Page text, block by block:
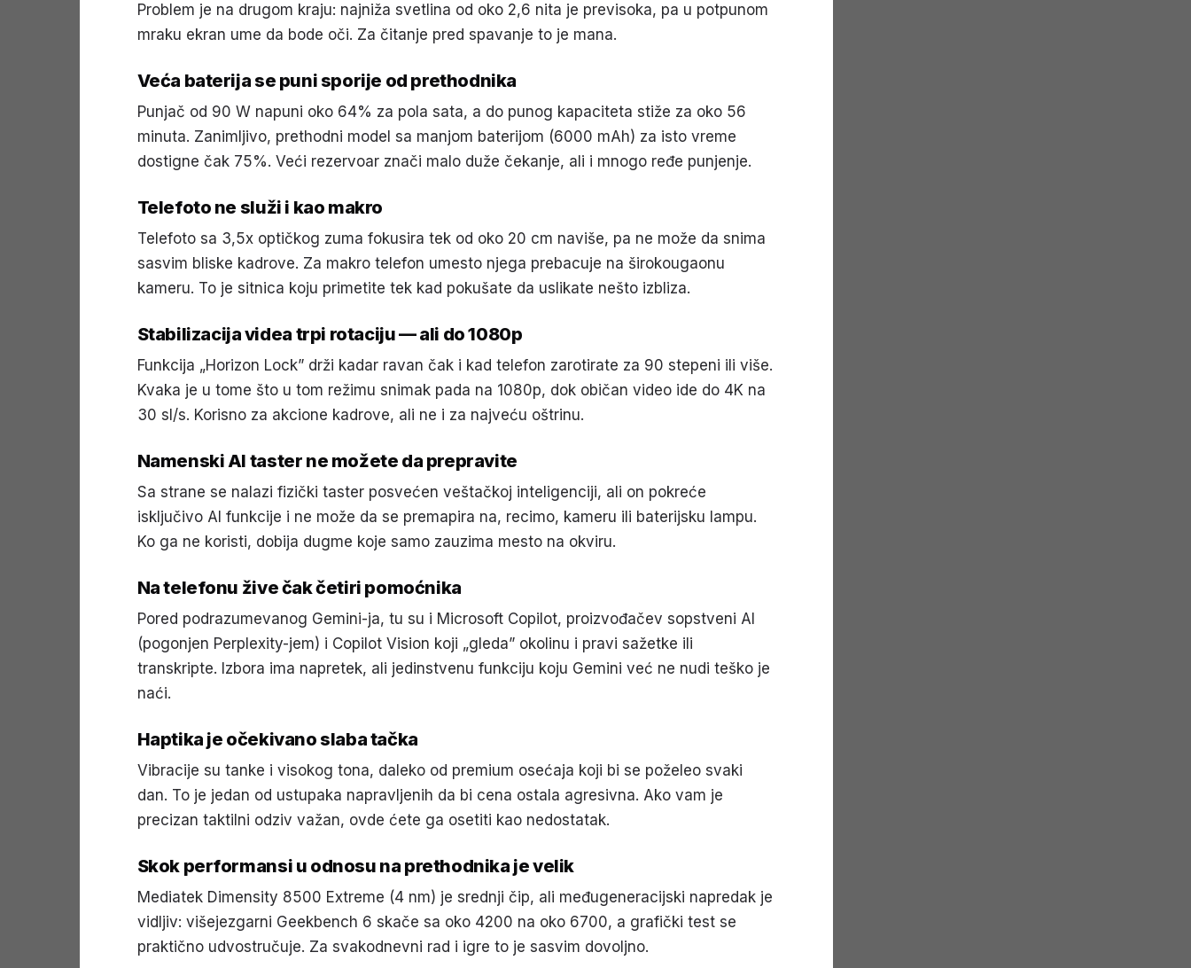
Problem je na drugom kraju: najniža svetlina od oko 2,6 nita je previsoka, pa u potpunom
mraku ekran ume da bode oči. Za čitanje pred spavanje to je mana.
Veća baterija se puni sporije od prethodnika
Punjač od 90 W napuni oko 64% za pola sata, a do punog kapaciteta stiže za oko 56
minuta. Zanimljivo, prethodni model sa manjom baterijom (6000 mAh) za isto vreme
dostigne čak 75%. Veći rezervoar znači malo duže čekanje, ali i mnogo ređe punjenje.
Telefoto ne služi i kao makro
Telefoto sa 3,5x optičkog zuma fokusira tek od oko 20 cm naviše, pa ne može da snima
sasvim bliske kadrove. Za makro telefon umesto njega prebacuje na širokougaonu
kameru. To je sitnica koju primetite tek kad pokušate da uslikate nešto izbliza.
Stabilizacija videa trpi rotaciju — ali do 1080p
Funkcija „Horizon Lock” drži kadar ravan čak i kad telefon zarotirate za 90 stepeni ili više.
Kvaka je u tome što u tom režimu snimak pada na 1080p, dok običan video ide do 4K na
30 sl/s. Korisno za akcione kadrove, ali ne i za najveću oštrinu.
Namenski AI taster ne možete da prepravite
Sa strane se nalazi fizički taster posvećen veštačkoj inteligenciji, ali on pokreće
isključivo AI funkcije i ne može da se premapira na, recimo, kameru ili baterijsku lampu.
Ko ga ne koristi, dobija dugme koje samo zauzima mesto na okviru.
Na telefonu žive čak četiri pomoćnika
Pored podrazumevanog Gemini-ja, tu su i Microsoft Copilot, proizvođačev sopstveni AI
(pogonjen Perplexity-jem) i Copilot Vision koji „gleda” okolinu i pravi sažetke ili
transkripte. Izbora ima napretek, ali jedinstvenu funkciju koju Gemini već ne nudi teško je
naći.
Haptika je očekivano slaba tačka
Vibracije su tanke i visokog tona, daleko od premium osećaja koji bi se poželeo svaki
dan. To je jedan od ustupaka napravljenih da bi cena ostala agresivna. Ako vam je
precizan taktilni odziv važan, ovde ćete ga osetiti kao nedostatak.
Skok performansi u odnosu na prethodnika je velik
Mediatek Dimensity 8500 Extreme (4 nm) je srednji čip, ali međugeneracijski napredak je
vidljiv: višejezgarni Geekbench 6 skače sa oko 4200 na oko 6700, a grafički test se
praktično udvostručuje. Za svakodnevni rad i igre to je sasvim dovoljno.